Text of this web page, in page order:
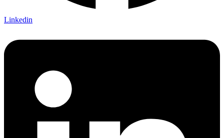
Linkedin